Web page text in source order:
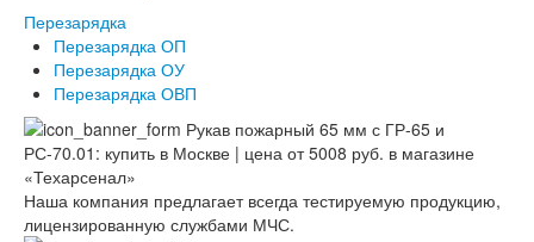
Перезарядка
Перезарядка ОП
Перезарядка ОУ
Перезарядка ОВП
Наша компания предлагает всегда тестируемую продукцию,
лицензированную службами МЧС.